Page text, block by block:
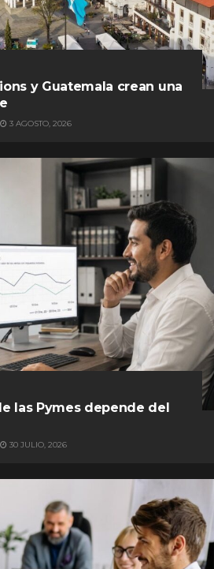
y Guatemala crean una
3 AGOSTO, 2026
las Pymes depende del
30 JULIO, 2026